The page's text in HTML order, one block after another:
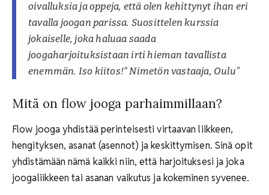
oivalluksia ja oppeja, että olen kehittynyt ihan eri
tavalla joogan parissa. Suosittelen kurssia
jokaiselle, joka haluaa saada
joogaharjoituksistaan irti hieman tavallista
enemmän. Iso kiitos!“ Nimetön vastaaja, Oulu”
Mitä on flow jooga parhaimmillaan?
Flow jooga yhdistää perinteisesti virtaavan liikkeen,
hengityksen, asanat (asennot) ja keskittymisen. Sinä opit
yhdistämään nämä kaikki niin, että harjoituksesi ja joka
joogaliikkeen tai asanan vaikutus ja kokeminen syvenee.